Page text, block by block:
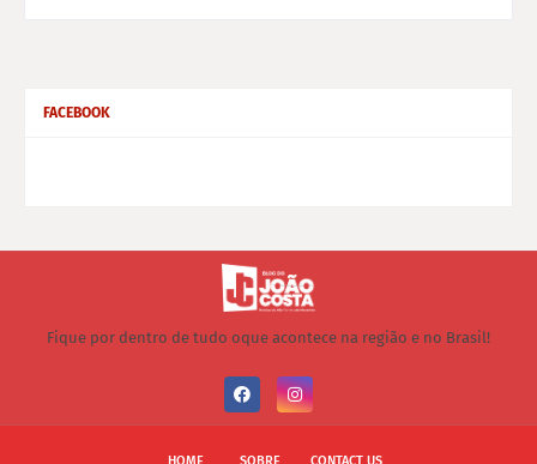
FACEBOOK
Fique por dentro de tudo oque acontece na região e no Brasil!
HOME SOBRE CONTACT US